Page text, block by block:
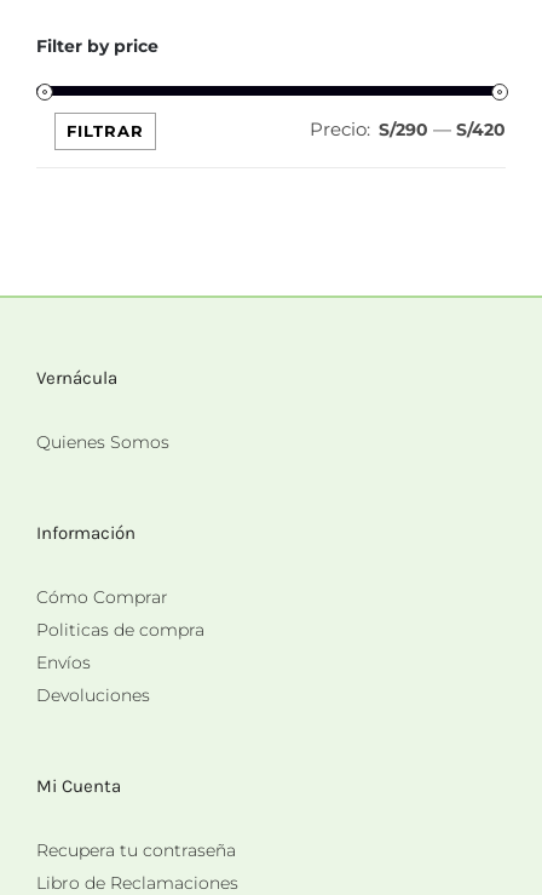
Filter by price
FILTRAR Precio: S/290 — S/420
Vernácula
Quienes Somos
Información
Cómo Comprar
Politicas de compra
Envíos
Devoluciones
Mi Cuenta
Recupera tu contraseña
Libro de Reclamaciones